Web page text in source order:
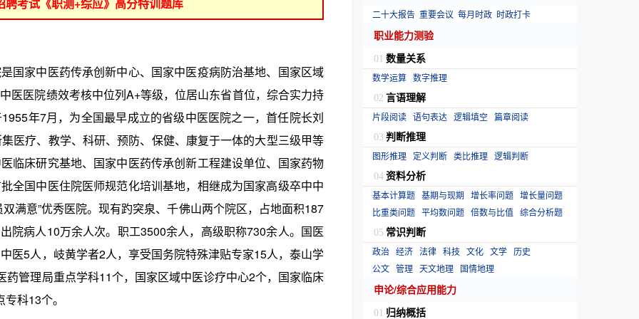
家中医药传承创新中心、国家中医疫病防治基地、国家区域
医医院绩效考核中位列A+等级，位居山东省首位，综合实力持
年7月，为全国最早成立的省级中医医院之一，首任院长刘
医疗、教学、科研、预防、保健、康复于一体的大型三级甲等
临床研究基地、国家中医药传承创新工程建设单位、国家药物
全国中医住院医师规范化培训基地，相继成为国家高级卒中中
满意”优秀医院。现有趵突泉、千佛山两个院区，占地面积187
院病人10万余人次。职工3500余人，高级职称730余人。国医
医5人，岐黄学者2人，享受国务院特殊津贴专家15人，泰山学
管理局重点学科11个，国家区域中医诊疗中心2个，国家临床
科13个。
二十大报告 重要会议 每月时政 时政打卡
职业能力测验
01 数量关系
数学运算 数字推理
02 言语理解
片段阅读 语句表达 逻辑填空 篇章阅读
03 判断推理
图形推理 定义判断 类比推理 逻辑判断
04 资料分析
基本计算题 基期与现期 增长率问题 增长量问题
比重类问题 平均数问题 倍数与比值 综合分析题
05 常识判断
政治 经济 法律 科技 文化 文学 历史
公文 管理 天文地理 国情地理
申论/综合应用能力
01 归纳概括